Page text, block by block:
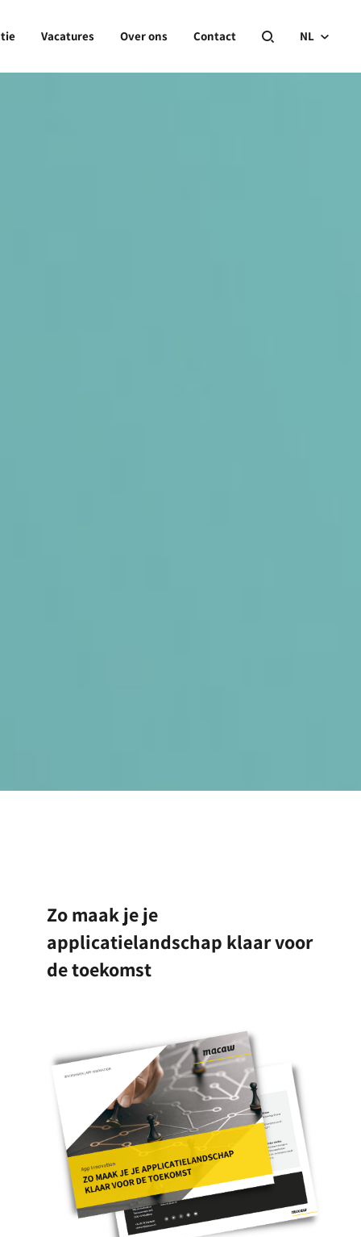
Vacatures Over ons Contact NL
Zo maak je je
applicatielandschap klaar voor
de toekomst